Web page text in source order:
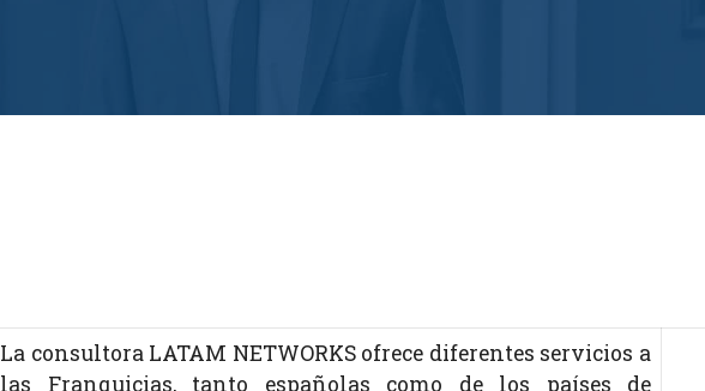
La consultora LATAM NETWORKS ofrece diferentes servicios a
las Franquicias, tanto españolas como de los países de